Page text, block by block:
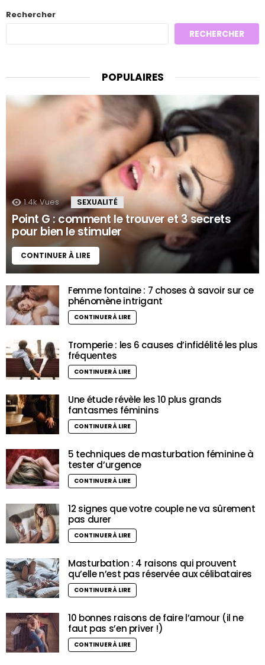
Rechercher
RECHERCHER
POPULAIRES
1.4k Vues SEXUALITÉ
Point G : comment le trouver et 3 secrets
pour bien le stimuler
CONTINUER À LIRE
Femme fontaine : 7 choses à savoir sur ce
phénomène intrigant
CONTINUER À LIRE
Tromperie : les 6 causes d’infidélité les plus
fréquentes
CONTINUER À LIRE
Une étude révèle les 10 plus grands
fantasmes féminins
CONTINUER À LIRE
5 techniques de masturbation féminine à
tester d’urgence
CONTINUER À LIRE
12 signes que votre couple ne va sûrement
pas durer
CONTINUER À LIRE
Masturbation : 4 raisons qui prouvent
qu’elle n’est pas réservée aux célibataires
CONTINUER À LIRE
10 bonnes raisons de faire l’amour (il ne
faut pas s’en priver !)
CONTINUER À LIRE